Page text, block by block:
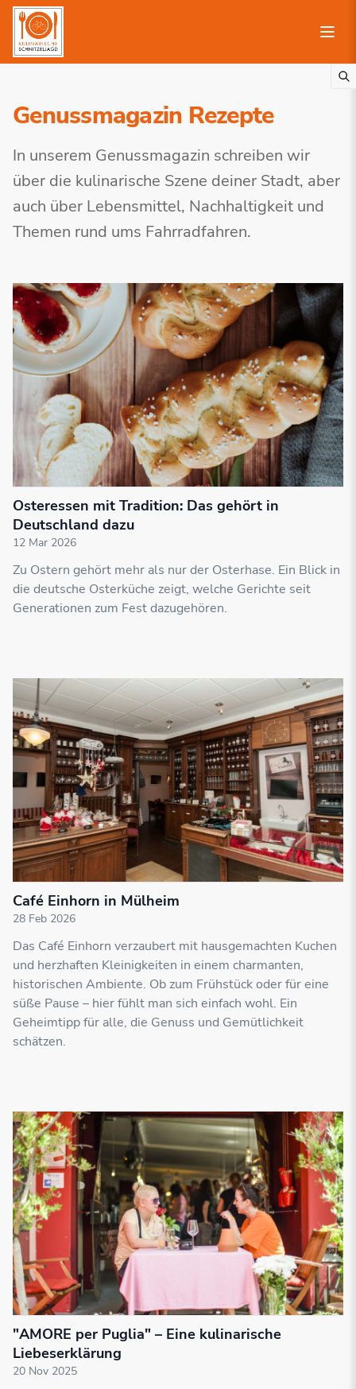
Genussmagazin Rezepte
In unserem Genussmagazin schreiben wir
über die kulinarische Szene deiner Stadt, aber
auch über Lebensmittel, Nachhaltigkeit und
Themen rund ums Fahrradfahren.
Osteressen mit Tradition: Das gehört in
Deutschland dazu
12 Mar 2026
Zu Ostern gehört mehr als nur der Osterhase. Ein Blick in
die deutsche Osterküche zeigt, welche Gerichte seit
Generationen zum Fest dazugehören.
Café Einhorn in Mülheim
28 Feb 2026
Das Café Einhorn verzaubert mit hausgemachten Kuchen
und herzhaften Kleinigkeiten in einem charmanten,
historischen Ambiente. Ob zum Frühstück oder für eine
süße Pause – hier fühlt man sich einfach wohl. Ein
Geheimtipp für alle, die Genuss und Gemütlichkeit
schätzen.
"AMORE per Puglia" – Eine kulinarische
Liebeserklärung
20 Nov 2025